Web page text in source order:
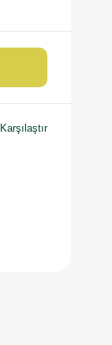
Karşılaştır